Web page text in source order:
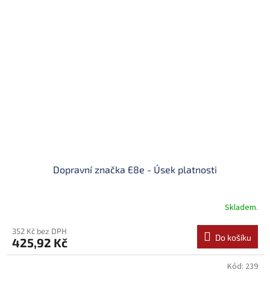
Dopravní značka E8e - Úsek platnosti
Skladem.
352 Kč bez DPH
425,92 Kč Do košíku
Kód: 239